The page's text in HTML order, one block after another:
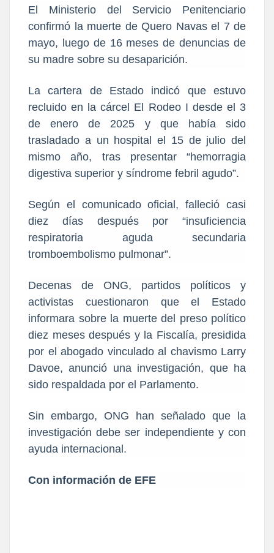
El Ministerio del Servicio Penitenciario
confirmó la muerte de Quero Navas el 7 de
mayo, luego de 16 meses de denuncias de
su madre sobre su desaparición.
La cartera de Estado indicó que estuvo
recluido en la cárcel El Rodeo I desde el 3
de enero de 2025 y que había sido
trasladado a un hospital el 15 de julio del
mismo año, tras presentar “hemorragia
digestiva superior y síndrome febril agudo”.
Según el comunicado oficial, falleció casi
diez días después por “insuficiencia
respiratoria aguda secundaria
tromboembolismo pulmonar”.
Decenas de ONG, partidos políticos y
activistas cuestionaron que el Estado
informara sobre la muerte del preso político
diez meses después y la Fiscalía, presidida
por el abogado vinculado al chavismo Larry
Davoe, anunció una investigación, que ha
sido respaldada por el Parlamento.
Sin embargo, ONG han señalado que la
investigación debe ser independiente y con
ayuda internacional.
Con información de EFE